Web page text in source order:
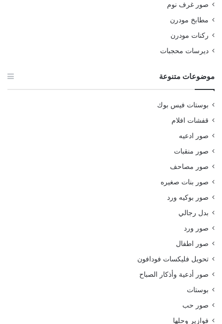
صور غرف نوم
مطابخ مودرن
ركنات مودرن
ديرسات محجبات
موضوعات متنوعة
بوستات فيس بوك
قفشات افلام
صور ادعيه
صور منقبات
صور مصاحف
صور بنات صغيره
صور بوكيه ورد
بدل رجالي
صور ورد
صور اطفال
تحويل فليكسات فودافون
صور أدعية وأذكار الصباح
بوستات
صور حب
فوازير وحلها